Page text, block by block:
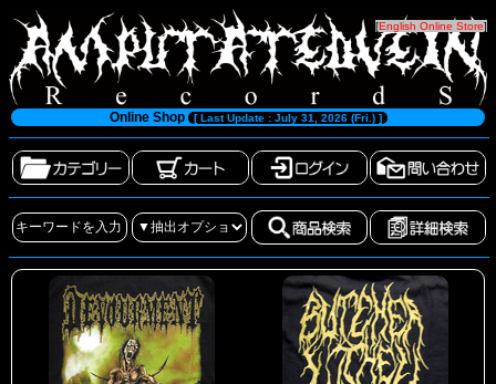
[English Online Store]
Online Shop [ Last Update : July 31, 2026 (Fri.) ]